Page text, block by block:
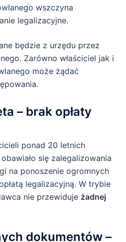
wszczyna
legalizacyjne.
będzie z urzędu przez
Zarówno właściciel jak i
może żądać
– brak opłaty
ponad 20 letnich
się zalegalizowania
na ponoszenie ogromnych
legalizacyjną. W trybie
nie przewiduje żadnej
dokumentów –